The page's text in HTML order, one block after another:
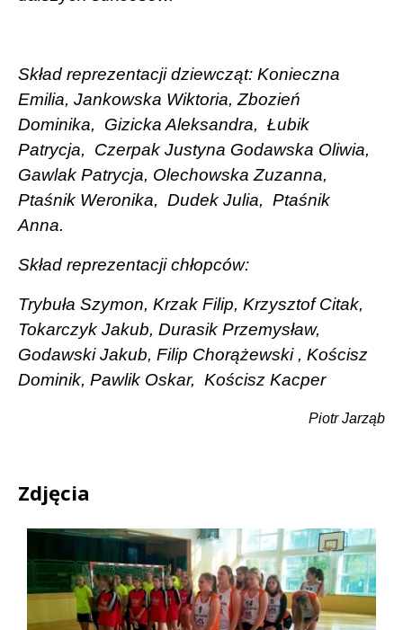
Skład reprezentacji dziewcząt: Konieczna
Emilia, Jankowska Wiktoria, Zbozień
Dominika,
Gizicka Aleksandra, Łubik
Patrycja,
Czerpak Justyna Godawska Oliwia,
Gawlak Patrycja, Olechowska Zuzanna,
Ptaśnik Weronika, Dudek Julia, Ptaśnik
Anna.
Skład reprezentacji chłopców:
Trybuła Szymon, Krzak Filip, Krzysztof Citak,
Tokarczyk Jakub, Durasik Przemysław,
Godawski Jakub, Filip Chorążewski , Kościsz
Dominik, Pawlik Oskar, Kościsz Kacper
Piotr Jarząb
Zdjęcia